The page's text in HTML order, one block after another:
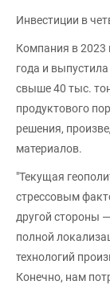
Инвестиции в
Компания в 2023
года и
свыше 40 тыс.
продуктового
решения,
материалов.
"Текущая
стрессовым
другой стороны
полной
технологий
Конечно, нам